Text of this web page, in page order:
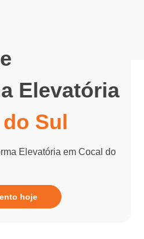
Elevatória
Sul
Elevatória em Cocal do
hoje